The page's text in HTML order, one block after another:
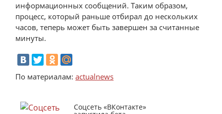
информационных сообщений. Таким образом,
процесс, который раньше отбирал до нескольких
часов, теперь может быть завершен за считанные
минуты.
По материалам:actualnews
Соцсеть «ВКонтакте»